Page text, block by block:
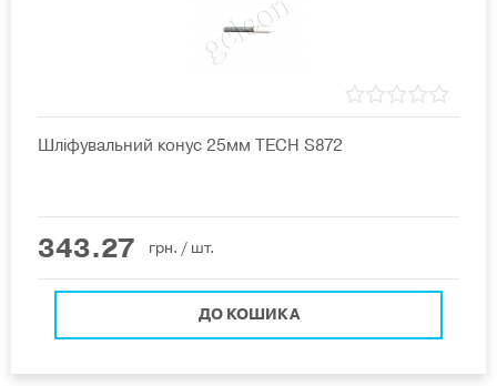
Шліфувальний конус 25мм TECH S872
343.27 грн. / шт.
ДО КОШИКА